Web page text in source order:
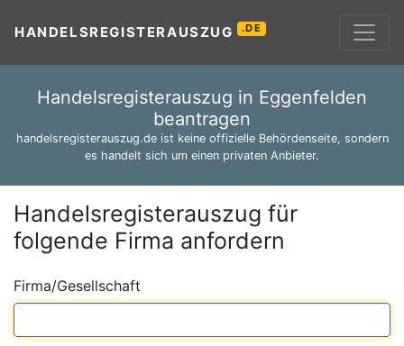
HANDELSREGISTERAUSZUG .DE
Handelsregisterauszug in Eggenfelden
beantragen
handelsregisterauszug.de ist keine offizielle Behördenseite, sondern
es handelt sich um einen privaten Anbieter.
Handelsregisterauszug für
folgende Firma anfordern
Firma/Gesellschaft